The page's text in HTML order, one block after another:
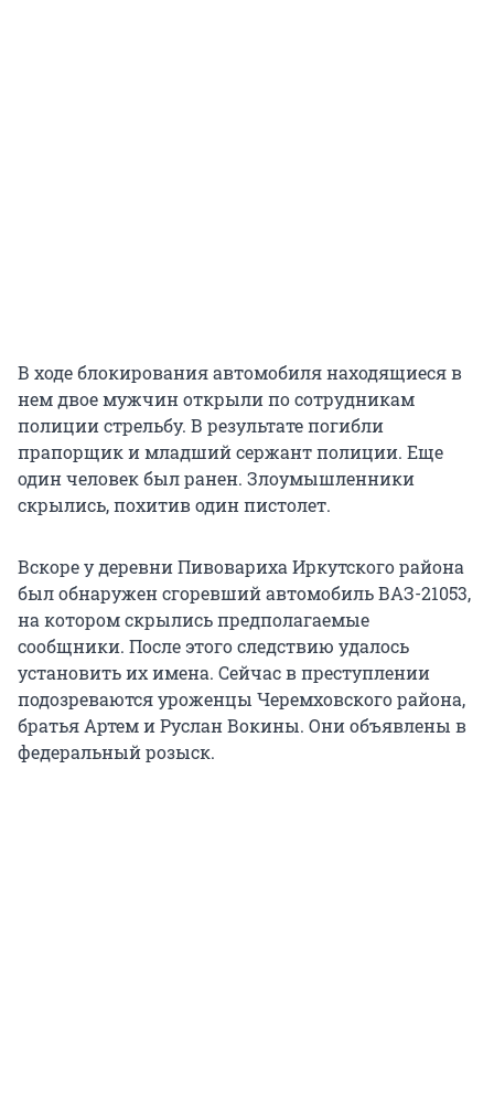
В ходе блокирования автомобиля находящиеся в
нем двое мужчин открыли по сотрудникам
полиции стрельбу. В результате погибли
прапорщик и младший сержант полиции. Еще
один человек был ранен. Злоумышленники
скрылись, похитив один пистолет.
Вскоре у деревни Пивовариха Иркутского района
был обнаружен сгоревший автомобиль ВАЗ-21053,
на котором скрылись предполагаемые
сообщники. После этого следствию удалось
установить их имена. Сейчас в преступлении
подозреваются уроженцы Черемховского района,
братья Артем и Руслан Вокины. Они объявлены в
федеральный розыск.